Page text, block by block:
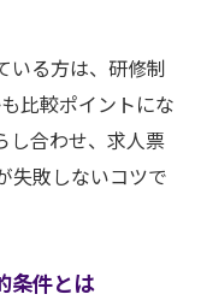
の働き方
の選び方
と職場環境
ェックリスト
いる方は、研修制
比較ポイントにな
し合わせ、求人票
失敗しないコツで
条件とは